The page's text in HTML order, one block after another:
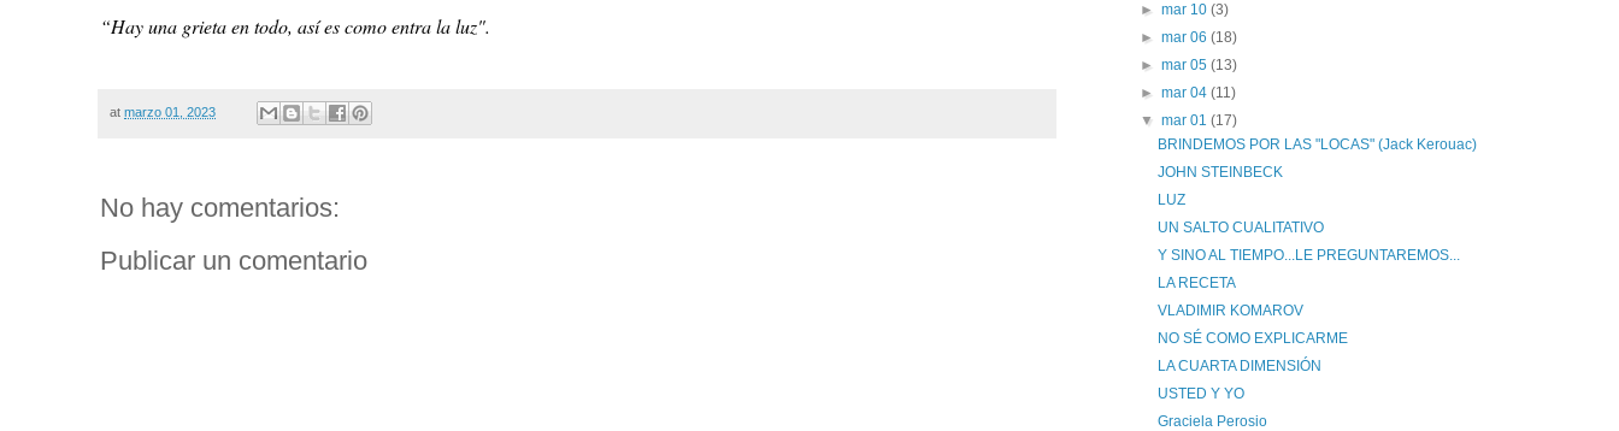
“Hay una grieta en todo, así es como entra la luz".
at marzo 01, 2023
No hay comentarios:
Publicar un comentario
► mar 10 (3)
► mar 06 (18)
► mar 05 (13)
► mar 04 (11)
▼ mar 01 (17)
BRINDEMOS POR LAS "LOCAS" (Jack Kerouac)
JOHN STEINBECK
LUZ
UN SALTO CUALITATIVO
Y SINO AL TIEMPO...LE PREGUNTAREMOS...
LA RECETA
VLADIMIR KOMAROV
NO SÉ COMO EXPLICARME
LA CUARTA DIMENSIÓN
USTED Y YO
Graciela Perosio